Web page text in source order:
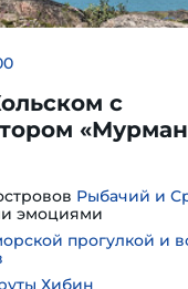
с
Рыбачий и
эмоциями
прогулкой и
Хибин